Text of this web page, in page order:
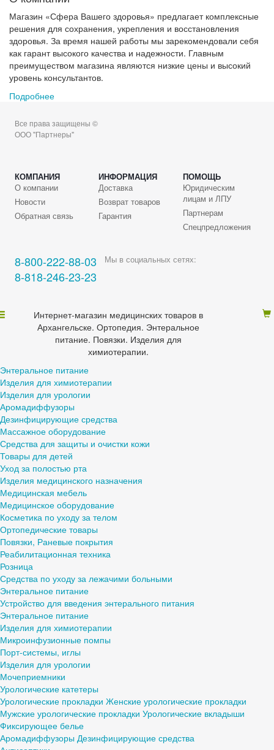
Магазин «Сфера Вашего здоровья» предлагает комплексные
решения для сохранения, укрепления и восстановления
здоровья. За время нашей работы мы зарекомендовали себя
как гарант высокого качества и надежности. Главным
преимуществом магазина являются низкие цены и высокий
уровень консультантов.
Подробнее
Все права защищены ©
ООО "Партнеры"
КОМПАНИЯ ИНФОРМАЦИЯ
ПОМОЩЬ
О компании
Новости
Обратная связь
Доставка
Возврат товаров
Гарантия
Юридическим
лицам и ЛПУ
Партнерам
Спецпредложения
8-800-222-88-03
8-818-246-23-23
Мы в социальных сетях:
Интернет-магазин медицинских товаров в
Архангельске. Ортопедия. Энтеральное
питание. Повязки. Изделия для
химиотерапии.
Энтеральное питание
Изделия для химиотерапии
Изделия для урологии
Аромадиффузоры
Дезинфицирующие средства
Массажное оборудование
Средства для защиты и очистки кожи
Товары для детей
Уход за полостью рта
Изделия медицинского назначения
Медицинская мебель
Медицинское оборудование
Косметика по уходу за телом
Ортопедические товары
Повязки, Раневые покрытия
Реабилитационная техника
Розница
Средства по уходу за лежачими больными
Энтеральное питание
Устройство для введения энтерального питания
Энтеральное питание
Изделия для химиотерапии
Микроинфузионные помпы
Порт-системы, иглы
Изделия для урологии
Мочеприемники
Урологические катетеры
Урологические прокладки Женские урологические прокладки
Мужские урологические прокладки Урологические вкладыши
Фиксирующее белье
Аромадиффузоры Дезинфицирующие средства